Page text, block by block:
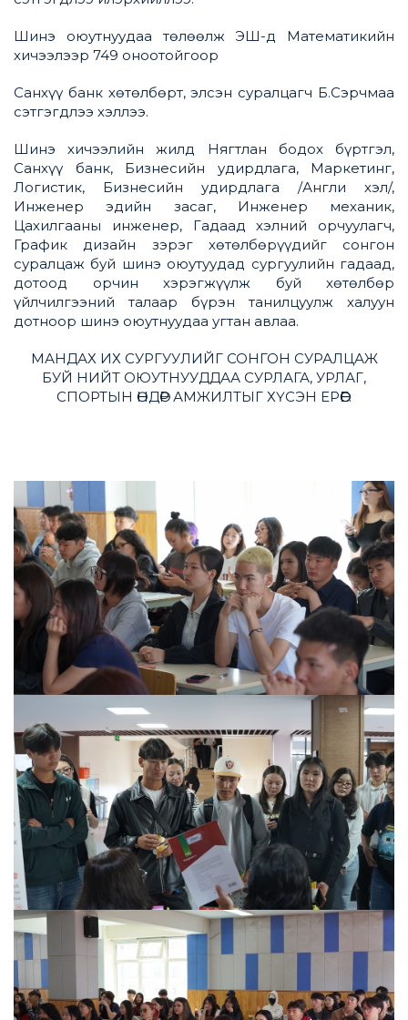
Шинэ оюутнуудаа төлөөлж ЭШ-д Математикийн
хичээлээр 749 оноотойгоор
Санхүү банк хөтөлбөрт, элсэн суралцагч Б.Сэрчмаа
сэтгэгдлээ хэллээ.
Шинэ хичээлийн жилд Нягтлан бодох бүртгэл,
Санхүү банк, Бизнесийн удирдлага, Маркетинг,
Логистик, Бизнесийн удирдлага /Англи хэл/,
Инженер эдийн засаг, Инженер механик,
Цахилгааны инженер, Гадаад хэлний орчуулагч,
График дизайн зэрэг хөтөлбөрүүдийг сонгон
суралцаж буй шинэ оюутуудад сургуулийн гадаад,
дотоод орчин хэрэгжүүлж буй хөтөлбөр
үйлчилгээний талаар бүрэн танилцуулж халуун
дотноор шинэ оюутнуудаа угтан авлаа.
МАНДАХ ИХ СУРГУУЛИЙГ СОНГОН СУРАЛЦАЖ
БУЙ НИЙТ ОЮУТНУУДДАА СУРЛАГА, УРЛАГ,
СПОРТЫН ӨНДӨР АМЖИЛТЫГ ХҮСЭН ЕРӨӨЕ.